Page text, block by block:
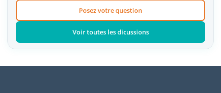
Posez votre question
Voir toutes les dicussions